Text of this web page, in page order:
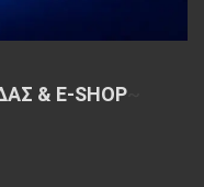
& E-SHOP~